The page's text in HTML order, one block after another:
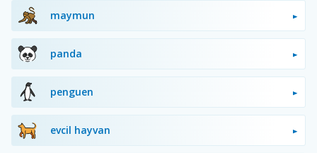
maymun
panda
penguen
evcil hayvan